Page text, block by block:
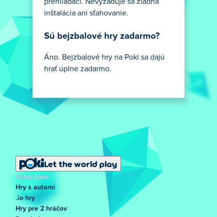
prehliadači. Nevyžaduje sa žiadna
inštalácia ani sťahovanie.
Sú bejzbalové hry zadarmo?
Áno. Bejzbalové hry na Poki sa dajú
hrať úplne zadarmo.
Let the world play
POPULÁRNY
Hry s autami
.io hry
Hry pre 2 hráčov